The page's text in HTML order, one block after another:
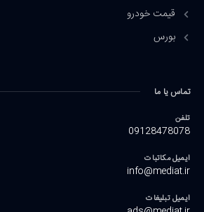
قیمت خودرو
بورس
تماس یا ما
تلفن
09128478078
ایمیل مکاتبات
info@mediat.ir
ایمیل تبلیغات